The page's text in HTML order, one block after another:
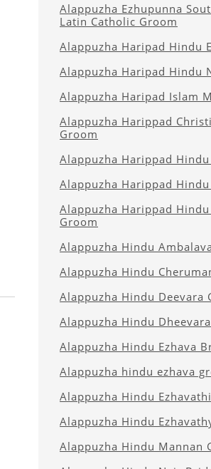
Alappuzha Ezhupunna
Latin Catholic Groom
Alappuzha Haripad Hindu
Alappuzha Haripad Hindu
Alappuzha Haripad Islam
Alappuzha Harippad
Groom
Alappuzha Harippad Hindu
Alappuzha Harippad
Alappuzha Harippad
Groom
Alappuzha Hindu
Alappuzha Hindu
Alappuzha Hindu Deevara
Alappuzha Hindu
Alappuzha Hindu Ezhava
Alappuzha hindu ezhava
Alappuzha Hindu
Alappuzha Hindu
Alappuzha Hindu Mannan